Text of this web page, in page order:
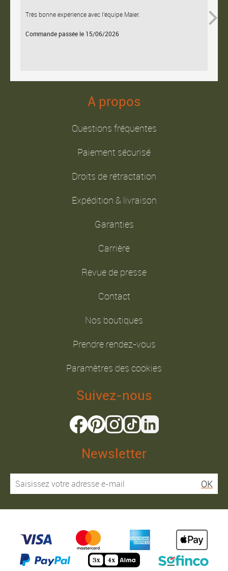
Très bonne expérience avec l'équipe Maier.
Commande passée le 15/06/2026
A propos
Questions fréquentes
Paiement sécurisé
Droits de rétractation
Expédition & livraison
Garanties
Carrière
Revue de presse
Contact
Nos boutiques
Prendre rendez-vous
Paramètres des cookies
Suivez-nous
Newsletter
OK